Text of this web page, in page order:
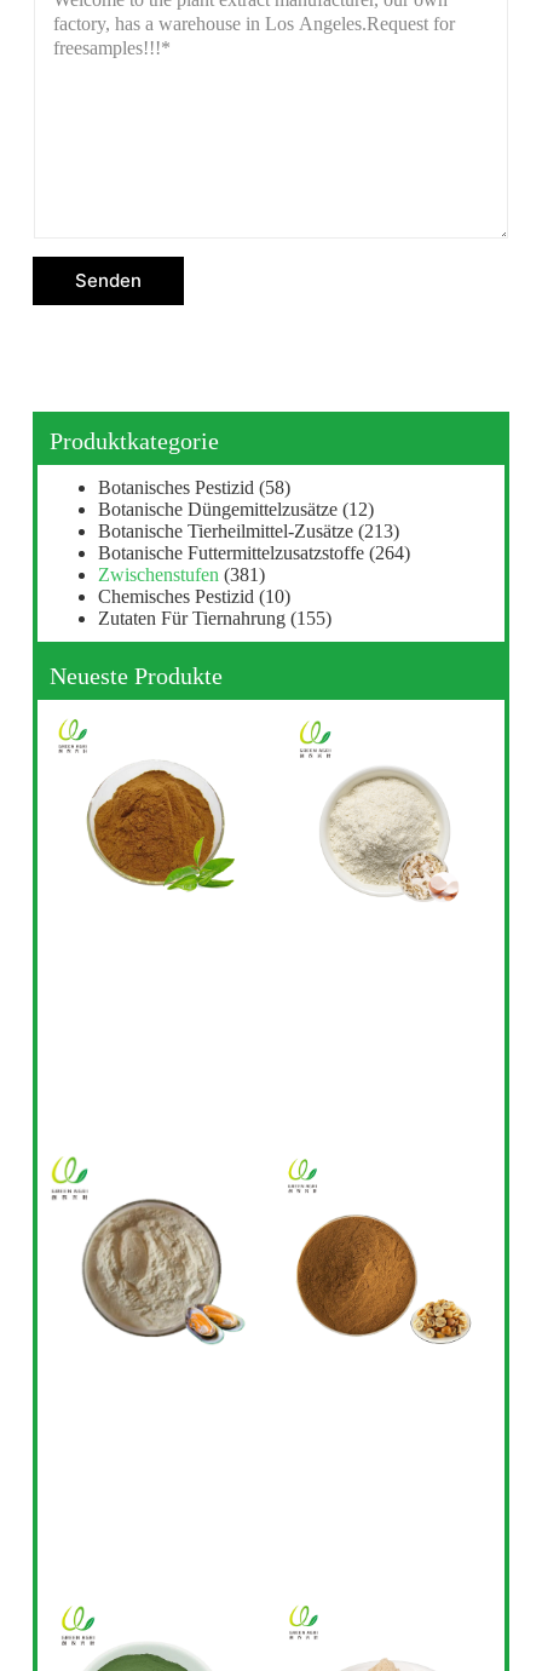
Senden
Produktkategorie
Botanisches Pestizid (58)
Botanische Düngemittelzusätze (12)
Botanische Tierheilmittel-Zusätze (213)
Botanische Futtermittelzusatzstoffe (264)
Zwischenstufen (381)
Chemisches Pestizid (10)
Zutaten Für Tiernahrung (155)
Neueste Produkte